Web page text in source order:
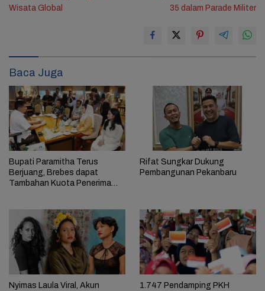
Wisata Global
35 dalam Parade Militer
Baca Juga
Bupati Paramitha Terus
Berjuang, Brebes dapat
Tambahan Kuota Penerima
Rifat Sungkar Dukung
Pembangunan Pekanbaru
Nyimas Laula Viral, Akun
1.747 Pendamping PKH